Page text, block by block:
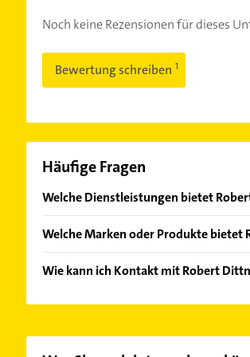
Noch keine Rezensionen für dieses
Bewertung schreiben
Häufige Fragen
Welche Dienstleistungen bietet
Immobilienverkauf.
Welche Marken oder Produkte bietet
Wie kann ich Kontakt mit Robert